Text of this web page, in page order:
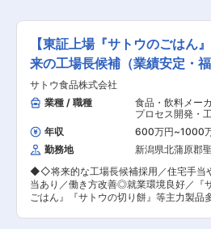
【東証上場『サトウのごはん
来の工場長候補（業績安定・
すさ◎）
サトウ食品株式会社
業種 / 職種
食品・飲料メー
プロセス開発・
ン） 工場長（食
年収 600万円~1000
勤務地
新潟県北蒲原郡
◆◇将来的な工場長候補採用／住宅手当
当あり／働き方改善◎就業環境良好／『
ごはん』『サトウの切り餅』等主力製品